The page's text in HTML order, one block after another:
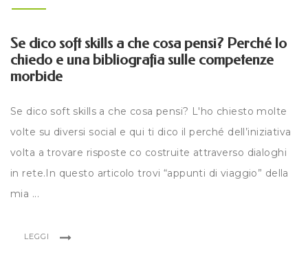
Se dico soft skills a che cosa pensi? Perché lo
chiedo e una bibliografia sulle competenze
morbide
Se dico soft skills a che cosa pensi? L'ho chiesto molte
volte su diversi social e qui ti dico il perché dell’iniziativa
volta a trovare risposte co costruite attraverso dialoghi
in rete.In questo articolo trovi “appunti di viaggio” della
mia ...
LEGGI